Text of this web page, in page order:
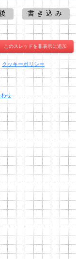
書き込み
このスレッドを非表示に追加
クッキーポリシー
せ